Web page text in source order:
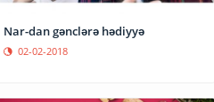
Nar-dan gənclərə hədiyyə
02-02-2018